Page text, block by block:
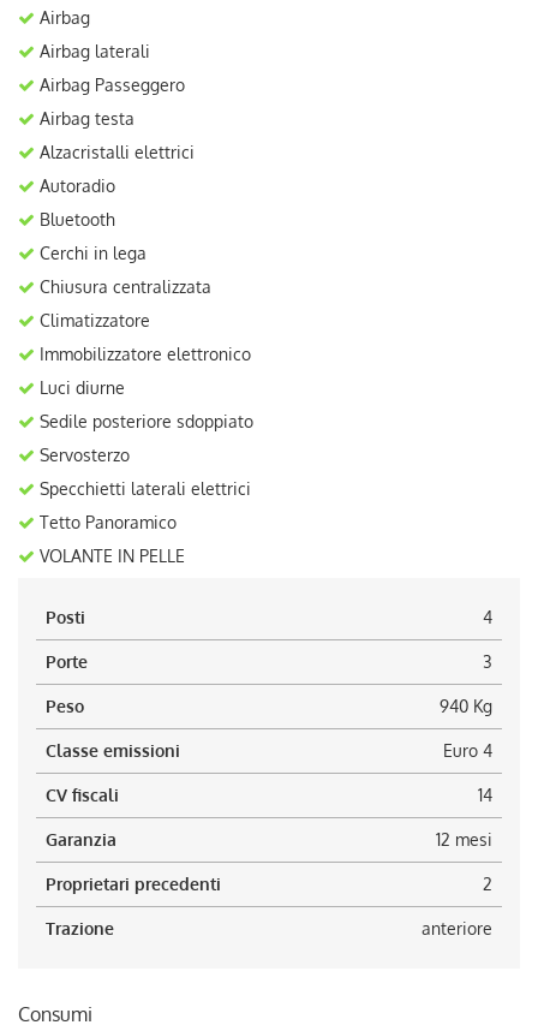
Airbag
Airbag laterali
Airbag Passeggero
Airbag testa
Alzacristalli elettrici
Autoradio
Bluetooth
Cerchi in lega
Chiusura centralizzata
Climatizzatore
Immobilizzatore elettronico
Luci diurne
Sedile posteriore sdoppiato
Servosterzo
Specchietti laterali elettrici
Tetto Panoramico
VOLANTE IN PELLE
Posti 4
Porte 3
Peso 940 Kg
Classe emissioni Euro 4
CV fiscali 14
Garanzia 12 mesi
Proprietari precedenti 2
Trazione anteriore
Consumi